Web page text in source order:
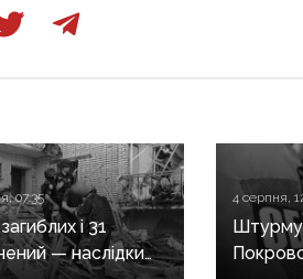
07:35
і 31
— наслідки
4 серпня,